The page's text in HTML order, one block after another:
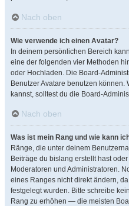
Nach oben
Wie verwende ich einen Avatar?
In deinem persönlichen Bereich
eine der folgenden vier Methoden
oder Hochladen. Die Board-
Benutzer Avatare benutzen können.
kannst, solltest du die Board-
Nach oben
Was ist mein Rang und wie kann
Ränge, die unter deinem
Beiträge du bislang erstellt hast
Moderatoren und Administratoren.
eines Ranges nicht direkt ändern,
festgelegt wurden. Bitte schreibe
Rang zu erhöhen — die meisten